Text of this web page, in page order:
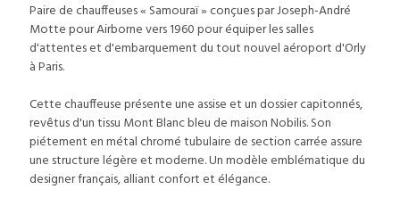
Paire de chauffeuses « Samouraï » conçues par Joseph-André
Motte pour Airborne vers 1960 pour équiper les salles
d'attentes et d'embarquement du tout nouvel aéroport d'Orly
à Paris.
Cette chauffeuse présente une assise et un dossier capitonnés,
revêtus d'un tissu Mont Blanc bleu de maison Nobilis. Son
piétement en métal chromé tubulaire de section carrée assure
une structure légère et moderne. Un modèle emblématique du
designer français, alliant confort et élégance.